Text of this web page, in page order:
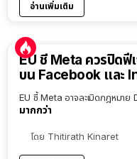
อ่านเพิ่มเติม
EU ชี้ Meta ควรปิดฟี
บน Facebook และ
EU ชี้ Meta อาจละเมิดกฎหมา
มากกว่า
โดย Thitirath Kinaret